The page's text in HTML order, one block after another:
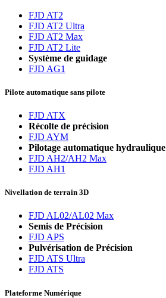
FJD AT2
FJD AT2 Ultra
FJD AT2 Max
FJD AT2 Lite
Système de guidage
FJD AG1
Pilote automatique sans pilote
FJD ATX
Récolte de précision
FJD AYM
Pilotage automatique hydraulique
FJD AH2/AH2 Max
FJD AH1
Nivellation de terrain 3D
FJD AL02/AL02 Max
Semis de Précision
FJD APS
Pulvérisation de Précision
FJD ATS Ultra
FJD ATS
Plateforme Numérique